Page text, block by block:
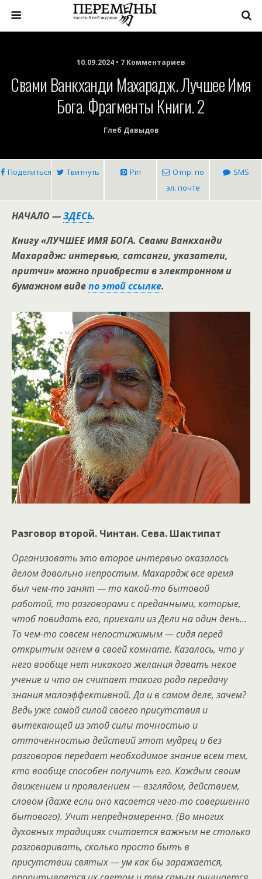
10.09.2024 • 7 Комментариев
Свами Ванкханди Махарадж. Лучшее Имя
Бога. Фрагменты Книги. 2
Глеб Давыдов
Поделиться Твитнуть Pin
Отпр. по
эл. почте
SMS
НАЧАЛО —ЗДЕСЬ.
Книгу «ЛУЧШЕЕ ИМЯ БОГА. Свами Ванкханди
Махарадж: интервью, сатсанги, указатели,
притчи» можно приобрести в электронном и
бумажном видепо этой ссылке.
Разговор второй. Чинтан. Сева. Шактипат
Организовать это второе интервью оказалось
делом довольно непростым. Махарадж все время
был чем-то занят — то какой-то бытовой
работой, то разговорами с преданными, которые,
чтоб повидать его, приехали из Дели на один день…
То чем-то совсем непостижимым — сидя перед
открытым огнем в своей комнате. Казалось, что у
него вообще нет никакого желания давать некое
учение и что он считает такого рода передачу
знания малоэффективной. Да и в самом деле, зачем?
Ведь уже самой силой своего присутствия и
вытекающей из этой силы точностью и
отточенностью действий этот мудрец и без
разговоров передает необходимое знание всем тем,
кто вообще способен получить его. Каждым своим
движением и проявлением — взглядом, действием,
словом (даже если оно касается чего-то совершенно
бытового). Учит непреднамеренно. (Во многих
духовных традициях считается важным не столько
разговаривать, сколько просто быть в
присутствии святых — ум как бы заражается,